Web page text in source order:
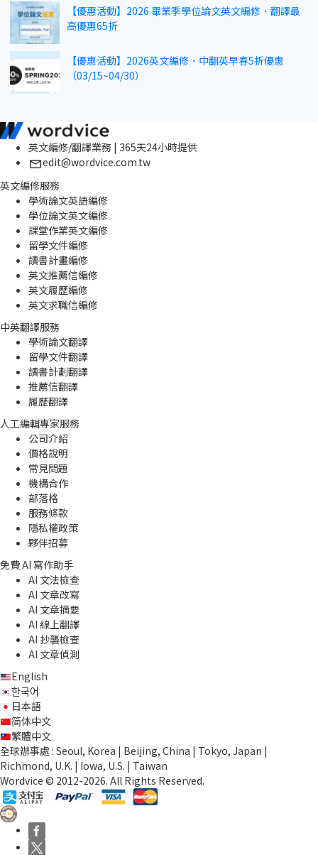
【優惠活動】2026 畢業季學位論文英文編修．翻譯最
高優惠65折
【優惠活動】2026英文編修．中翻英早春5折優惠
（03/15~04/30）
英文編修/翻譯業務 | 365天24小時提供
edit@wordvice.com.tw
英文編修服務
學術論文英語編修
學位論文英文編修
課堂作業英文編修
留學文件編修
讀書計畫編修
英文推薦信編修
英文履歷編修
英文求職信編修
中英翻譯服務
學術論文翻譯
留學文件翻譯
讀書計劃翻譯
推薦信翻譯
履歷翻譯
人工編輯專家服務
公司介紹
價格說明
常見問題
機構合作
部落格
服務條款
隱私權政策
夥伴招募
免費 AI 寫作助手
AI 文法檢查
AI 文章改寫
AI 文章摘要
AI 線上翻譯
AI 抄襲檢查
AI 文章偵測
English
한국어
日本語
简体中文
繁體中文
全球辦事處 : Seoul, Korea | Beijing, China | Tokyo, Japan |
Richmond, U.K. | Iowa, U.S. | Taiwan
Wordvice © 2012-2026. All Rights Reserved.